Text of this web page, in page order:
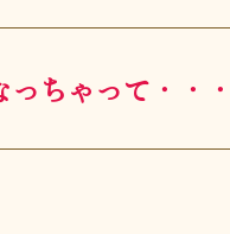
ちゃって・・・